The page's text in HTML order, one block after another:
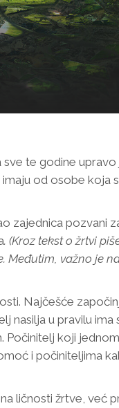
sve te godine
od osobe koja
zajednica pozvani
. (Kroz tekst o žrtvi
Međutim, važno je
Najčešće
nasilja u pravilu ima
koji
i počiniteljima
ličnosti žrtve, već